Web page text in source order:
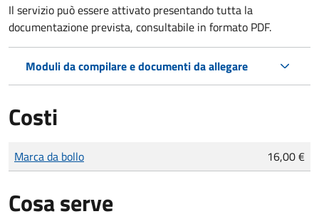
Il servizio può essere attivato presentando tutta la
documentazione prevista, consultabile in formato PDF.
Moduli da compilare e documenti da allegare
Costi
Tipo di pagamento
Importo
Marca da bollo 16,00 €
Cosa serve